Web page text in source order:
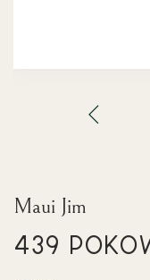
Maui Jim
439